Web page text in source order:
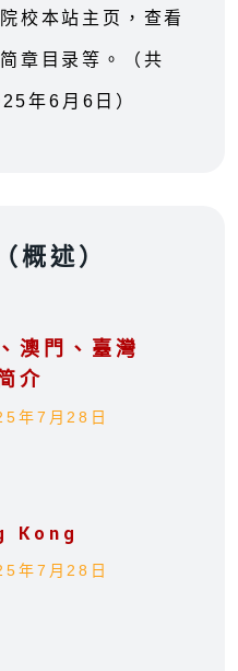
校本站主页，查看
章目录等。（共
年6月6日）
概述）
澳門、臺灣
介
年7月28日
Kong
年7月28日